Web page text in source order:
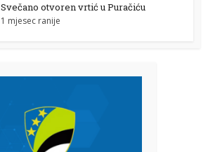
Svečano otvoren vrtić u Puračiću
1 mjesec ranije